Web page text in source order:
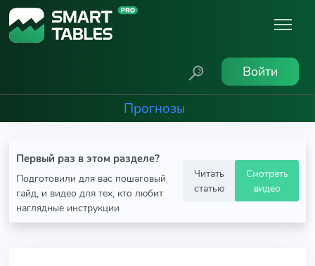
Войти
Прогнозы
Первый раз в этом разделе?
Подготовили для вас пошаговый
гайд, и видео для тех, кто любит
наглядные инструкции
Читать
статью
Смотреть
видео